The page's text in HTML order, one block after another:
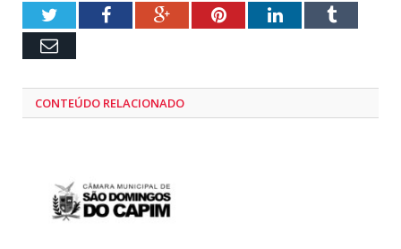
TwitterFacebookGoogle+PinterestLinkedInTumblr
Email
CONTEÚDO RELACIONADO